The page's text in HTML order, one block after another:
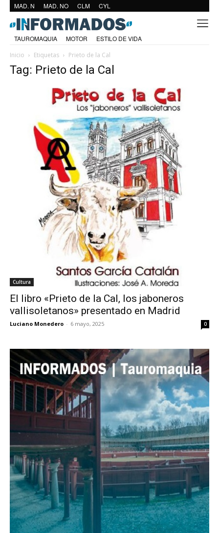
MAD. N MAD. NO CLM CYL
TAUROMAQUIA MOTOR
ESTILO DE VIDA
Inicio
Etiquetas Prieto de la Cal
Tag: Prieto de la Cal
Cultura
El libro «Prieto de la Cal, los jaboneros
vallisoletanos» presentado en Madrid
Luciano Monedero - 6 mayo, 2025 0